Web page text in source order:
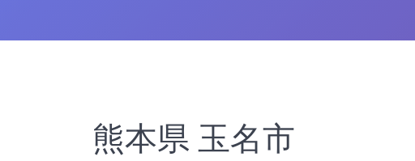
熊本県 玉名市